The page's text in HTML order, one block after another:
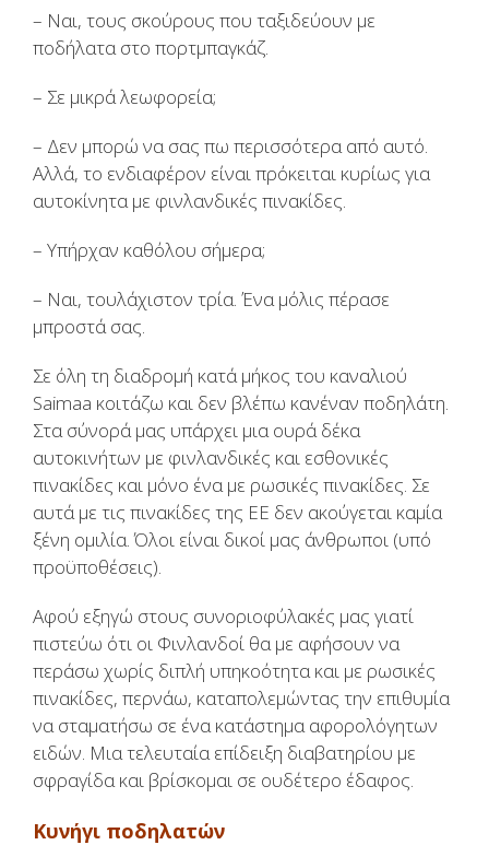
– Ναι, τους σκούρους που ταξιδεύουν με
ποδήλατα στο πορτμπαγκάζ.
– Σε μικρά λεωφορεία;
– Δεν μπορώ να σας πω περισσότερα από αυτό.
Αλλά, το ενδιαφέρον είναι πρόκειται κυρίως για
αυτοκίνητα με φινλανδικές πινακίδες.
– Υπήρχαν καθόλου σήμερα;
– Ναι, τουλάχιστον τρία. Ένα μόλις πέρασε
μπροστά σας.
Σε όλη τη διαδρομή κατά μήκος του καναλιού
Saimaa κοιτάζω και δεν βλέπω κανέναν ποδηλάτη.
Στα σύνορά μας υπάρχει μια ουρά δέκα
αυτοκινήτων με φινλανδικές και εσθονικές
πινακίδες και μόνο ένα με ρωσικές πινακίδες. Σε
αυτά με τις πινακίδες της ΕΕ δεν ακούγεται καμία
ξένη ομιλία. Όλοι είναι δικοί μας άνθρωποι (υπό
προϋποθέσεις).
Αφού εξηγώ στους συνοριοφύλακές μας γιατί
πιστεύω ότι οι Φινλανδοί θα με αφήσουν να
περάσω χωρίς διπλή υπηκοότητα και με ρωσικές
πινακίδες, περνάω, καταπολεμώντας την επιθυμία
να σταματήσω σε ένα κατάστημα αφορολόγητων
ειδών. Μια τελευταία επίδειξη διαβατηρίου με
σφραγίδα και βρίσκομαι σε ουδέτερο έδαφος.
Κυνήγι ποδηλατών